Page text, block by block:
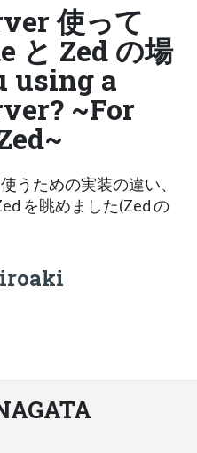
使って
と Zed の場
using a
~For
うための実装の違い、
を眺めました(Zed の